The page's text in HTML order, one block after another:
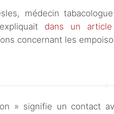
médecin
dans un
concernant les
» signifie un contact